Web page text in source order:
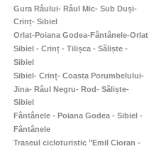
Gura Râului- Râul Mic- Sub Duși-
Crinț- Sibiel
Orlat-Poiana Godea-Fântânele-Orlat
Sibiel - Crinț - Tilișca - Săliște -
Sibiel
Sibiel- Crinț- Coasta Porumbelului-
Jina- Râul Negru- Rod- Săliște-
Sibiel
Fântânele - Poiana Godea - Sibiel -
Fântânele
Traseul cicloturistic "Emil Cioran -